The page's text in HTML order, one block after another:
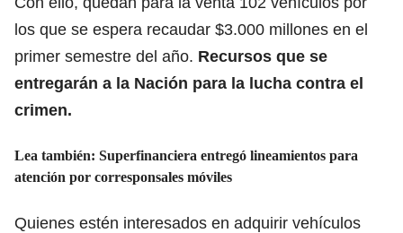
los que se espera recaudar $3.000 millones en el
primer semestre del año. Recursos que se
entregarán a la Nación para la lucha contra el
crimen.
Lea también: Superfinanciera entregó lineamientos para
atención por corresponsales móviles
Quienes estén interesados en adquirir vehículos